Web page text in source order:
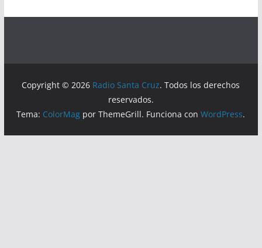
Copyright © 2026 Radio Santa Cruz. Todos los derechos
reservados.
Tema: ColorMag por ThemeGrill. Funciona conWordPress.